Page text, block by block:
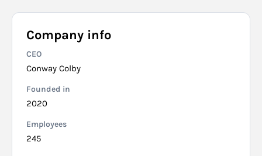
Company info
CEO
Conway Colby
Founded in
2020
Employees
245